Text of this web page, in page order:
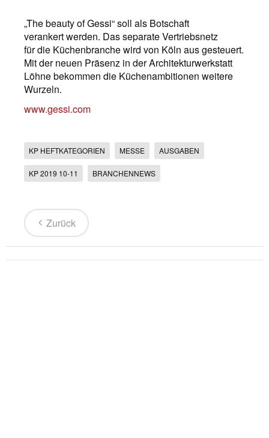
„The beauty of Gessi“ soll als Botschaft
verankert werden. Das separate Vertriebsnetz
für die Küchenbranche wird von Köln aus gesteuert.
Mit der neuen Präsenz in der Architekturwerkstatt
Löhne bekommen die Küchenambitionen weitere
Wurzeln.
www.gessi.com
KP HEFTKATEGORIEN MESSE AUSGABEN
KP 2019 10-11 BRANCHENNEWS
Zurück